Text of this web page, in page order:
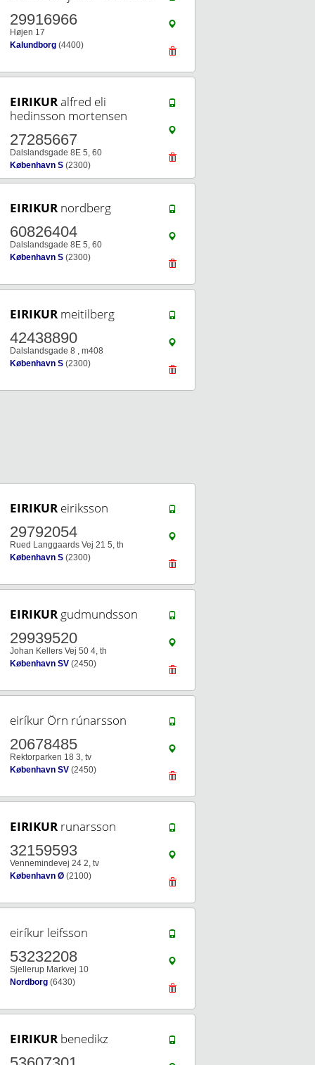
29916966
Højen 17
Kalundborg (4400)
EIRIKURalfred eli
hedinsson mortensen
27285667
Dalslandsgade 8E 5, 60
København S (2300)
EIRIKUR nordberg
60826404
Dalslandsgade 8E 5, 60
København S (2300)
EIRIKUR meitilberg
42438890
Dalslandsgade 8 , m408
København S (2300)
EIRIKUR eiriksson
29792054
Rued Langgaards Vej 21 5, th
København S (2300)
EIRIKUR gudmundsson
29939520
Johan Kellers Vej 50 4, th
København SV (2450)
eiríkur Örn rúnarsson
20678485
Rektorparken 18 3, tv
København SV (2450)
EIRIKUR runarsson
32159593
Vennemindevej 24 2, tv
København Ø (2100)
eiríkur leifsson
53232208
Sjellerup Markvej 10
Nordborg (6430)
EIRIKUR benedikz